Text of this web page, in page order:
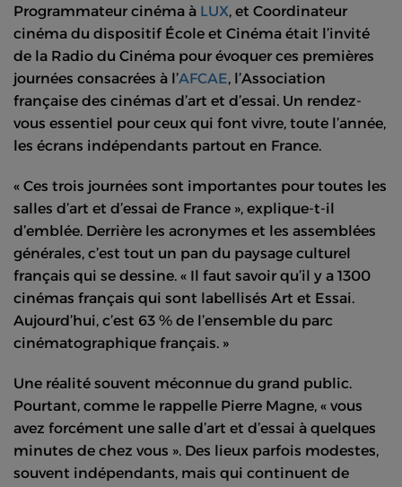
Programmateur cinéma à LUX, et Coordinateur
cinéma du dispositif École et Cinéma était l’invité
de la Radio du Cinéma pour évoquer ces premières
journées consacrées à l’AFCAE, l’Association
française des cinémas d’art et d’essai. Un rendez-
vous essentiel pour ceux qui font vivre, toute l’année,
les écrans indépendants partout en France.
« Ces trois journées sont importantes pour toutes les
salles d’art et d’essai de France », explique-t-il
d’emblée. Derrière les acronymes et les assemblées
générales, c’est tout un pan du paysage culturel
français qui se dessine. « Il faut savoir qu’il y a 1300
cinémas français qui sont labellisés Art et Essai.
Aujourd’hui, c’est 63 % de l’ensemble du parc
cinématographique français. »
Une réalité souvent méconnue du grand public.
Pourtant, comme le rappelle Pierre Magne, « vous
avez forcément une salle d’art et d’essai à quelques
minutes de chez vous ». Des lieux parfois modestes,
souvent indépendants, mais qui continuent de